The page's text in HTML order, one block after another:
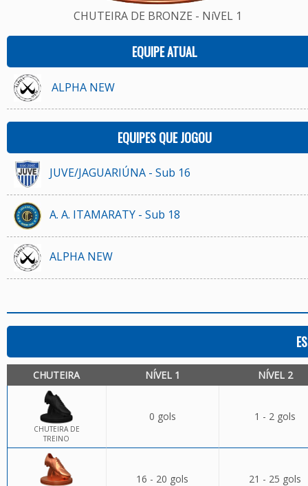
CHUTEIRA DE BRONZE - NíVEL 1
EQUIPE ATUAL
ALPHA NEW
EQUIPES QUE JOGOU
JUVE/JAGUARIÚNA - Sub 16
A. A. ITAMARATY - Sub 18
ALPHA NEW
CHUTEIRA NÍVEL 1 NÍVEL 2
CHUTEIRA DE
TREINO
0 gols 1 - 2 gols
16 - 20 gols 21 - 25 gols